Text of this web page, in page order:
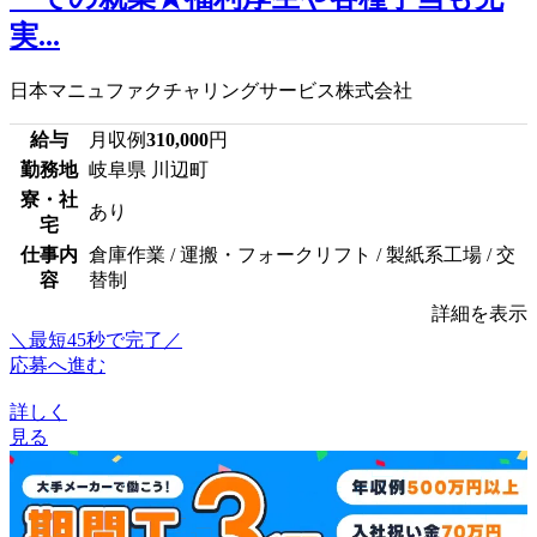
実...
日本マニュファクチャリングサービス株式会社
給与 月収例310,000円
勤務地 岐阜県 川辺町
寮・社
宅
あり
仕事内
容
倉庫作業 / 運搬・フォークリフト / 製紙系工場 / 交
替制
詳細を表示
＼最短45秒で完了／
応募へ進む
詳しく
見る